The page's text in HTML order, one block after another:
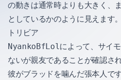
の動きは通常時よりも大きく、
としているかのように見えます。
トリビア
NyankoBfLolによって、サイモ
ないが親友であることが確認さ
彼がブラッドを噛んだ張本人です